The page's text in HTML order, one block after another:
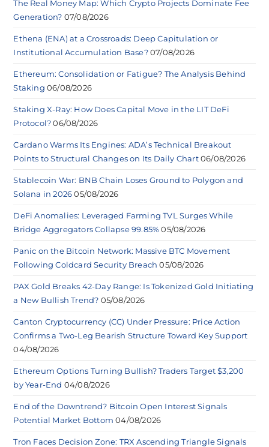
The Real Money Map: Which Crypto Projects Dominate Fee
Generation? 07/08/2026
Ethena (ENA) at a Crossroads: Deep Capitulation or
Institutional Accumulation Base? 07/08/2026
Ethereum: Consolidation or Fatigue? The Analysis Behind
Staking 06/08/2026
Staking X-Ray: How Does Capital Move in the LIT DeFi
Protocol? 06/08/2026
Cardano Warms Its Engines: ADA’s Technical Breakout
Points to Structural Changes on Its Daily Chart 06/08/2026
Stablecoin War: BNB Chain Loses Ground to Polygon and
Solana in 2026 05/08/2026
DeFi Anomalies: Leveraged Farming TVL Surges While
Bridge Aggregators Collapse 99.85% 05/08/2026
Panic on the Bitcoin Network: Massive BTC Movement
Following Coldcard Security Breach 05/08/2026
PAX Gold Breaks 42-Day Range: Is Tokenized Gold Initiating
a New Bullish Trend? 05/08/2026
Canton Cryptocurrency (CC) Under Pressure: Price Action
Confirms a Two-Leg Bearish Structure Toward Key Support
04/08/2026
Ethereum Options Turning Bullish? Traders Target $3,200
by Year-End 04/08/2026
End of the Downtrend? Bitcoin Open Interest Signals
Potential Market Bottom 04/08/2026
Tron Faces Decision Zone: TRX Ascending Triangle Signals